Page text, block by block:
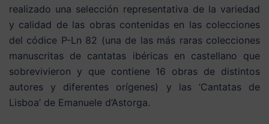
realizado una selección representativa de la variedad
y calidad de las obras contenidas en las colecciones
del códice P-Ln 82 (una de las más raras colecciones
manuscritas de cantatas ibéricas en castellano que
sobrevivieron y que contiene 16 obras de distintos
autores y diferentes orígenes) y las ‘Cantatas de
Lisboa’ de Emanuele d’Astorga.